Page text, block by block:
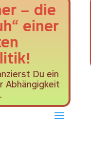
– die
einer
Du ein